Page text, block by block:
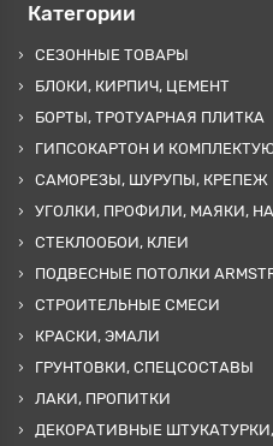
Категории
СЕЗОННЫЕ ТОВАРЫ
БЛОКИ, КИРПИЧ, ЦЕМЕНТ
БОРТЫ, ТРОТУАРНАЯ ПЛИТКА
ГИПСОКАРТОН И
САМОРЕЗЫ, ШУРУПЫ, КРЕПЕЖ
УГОЛКИ, ПРОФИЛИ, МАЯКИ,
СТЕКЛООБОИ, КЛЕИ
ПОДВЕСНЫЕ ПОТОЛКИ
СТРОИТЕЛЬНЫЕ СМЕСИ
КРАСКИ, ЭМАЛИ
ГРУНТОВКИ, СПЕЦСОСТАВЫ
ЛАКИ, ПРОПИТКИ
ДЕКОРАТИВНЫЕ